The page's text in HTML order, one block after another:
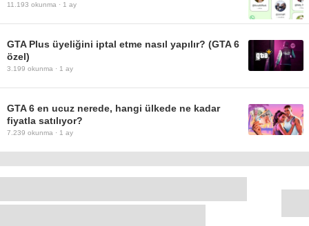
11.193 okunma · 1 ay
GTA Plus üyeliğini iptal etme nasıl yapılır? (GTA 6
özel)
3.199 okunma · 1 ay
GTA 6 en ucuz nerede, hangi ülkede ne kadar
fiyatla satılıyor?
7.239 okunma · 1 ay